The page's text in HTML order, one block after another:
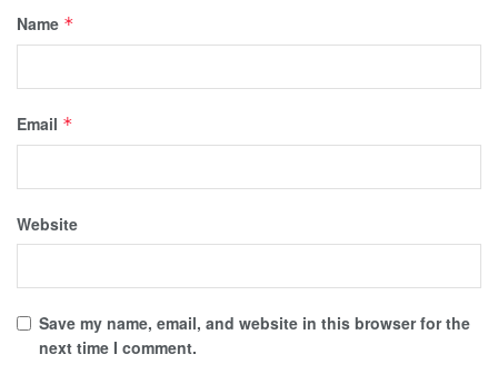
Name *
Email *
Website
Save my name, email, and website in this browser for the
next time I comment.